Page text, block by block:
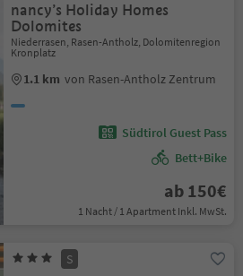
nancy’s Holiday Homes
Dolomites
Niederrasen, Rasen-Antholz, Dolomitenregion
Kronplatz
1.1 km von Rasen-Antholz Zentrum
Südtirol Guest Pass
Bett+Bike
ab 150€
1 Nacht / 1 Apartment Inkl. MwSt.
S